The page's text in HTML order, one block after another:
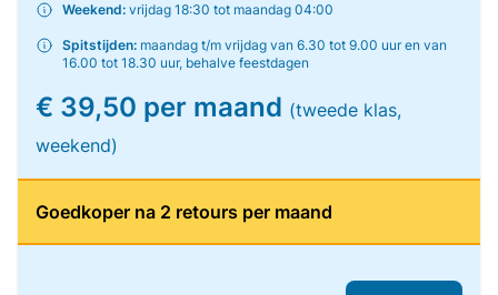
Weekend: vrijdag 18:30 tot maandag 04:00
Spitstijden: maandag t/m vrijdag van 6.30 tot 9.00 uur en van
16.00 tot 18.30 uur, behalve feestdagen
€ 39,50 per maand (tweede klas,
weekend)
Goedkoper na 2 retours per maand